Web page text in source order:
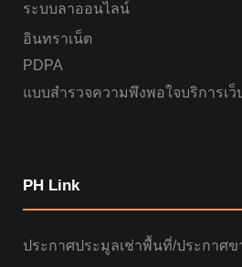
ระบบลาออนไลน์
อินทราเน็ต
PDPA
แบบสำรวจความพึงพอใจบริการเว็
PH Link
ประกาศประมูลเช่าพื้นที่/ประกาศ